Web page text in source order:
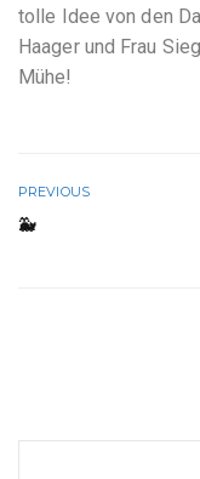
tolle Idee von den
Haager und Frau
Mühe!
PREVIOUS
🐳